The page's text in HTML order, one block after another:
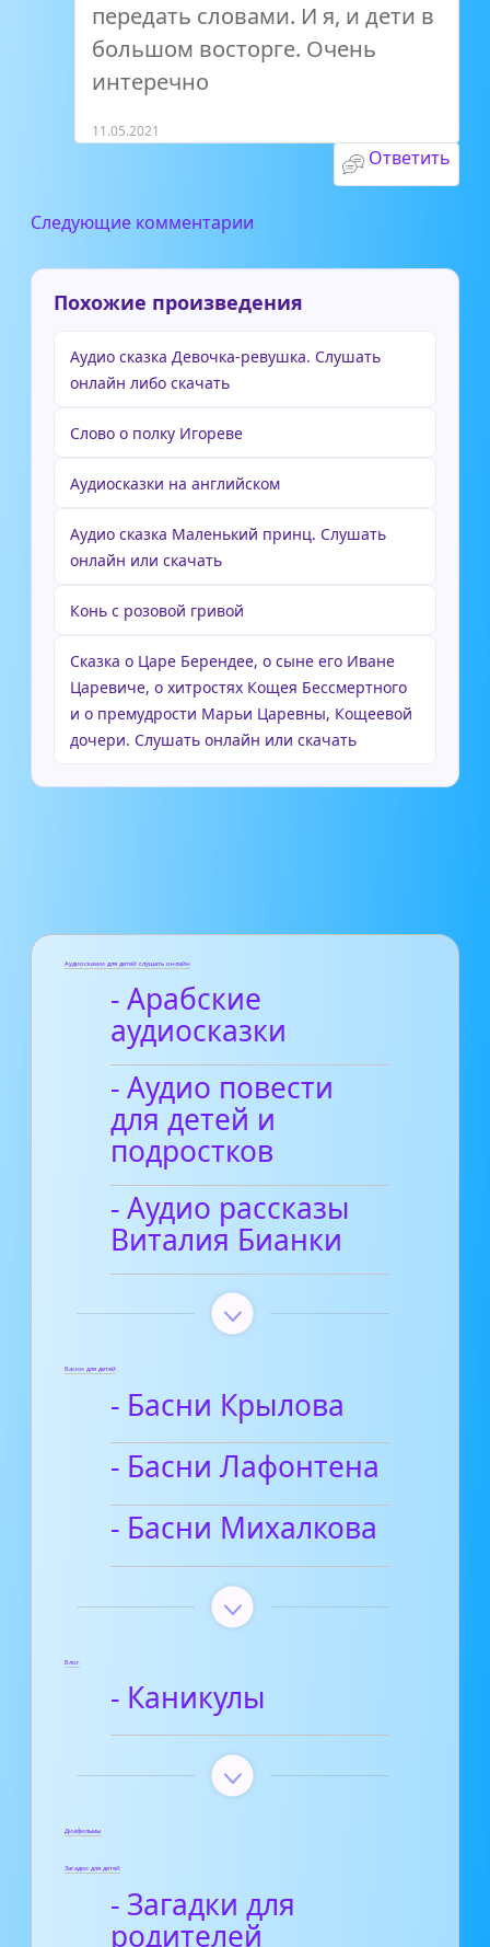
передать словами. И я, и дети в
большом восторге. Очень
интеречно
11.05.2021
Ответить
Следующие комментарии
Похожие произведения
Аудио сказка Девочка-ревушка. Слушать
онлайн либо скачать
Слово о полку Игореве
Аудиосказки на английском
Аудио сказка Маленький принц. Слушать
онлайн или скачать
Конь с розовой гривой
Сказка о Царе Берендее, о сыне его Иване
Царевиче, о хитростях Кощея Бессмертного
и о премудрости Марьи Царевны, Кощеевой
дочери. Слушать онлайн или скачать
Аудиосказки для детей слушать онлайн
- Арабские
аудиосказки
- Аудио повести
для детей и
подростков
- Аудио рассказы
Виталия Бианки
Басни для детей
- Басни Крылова
- Басни Лафонтена
- Басни Михалкова
Блог
- Каникулы
Диафильмы
Загадки для детей
- Загадки для
родителей